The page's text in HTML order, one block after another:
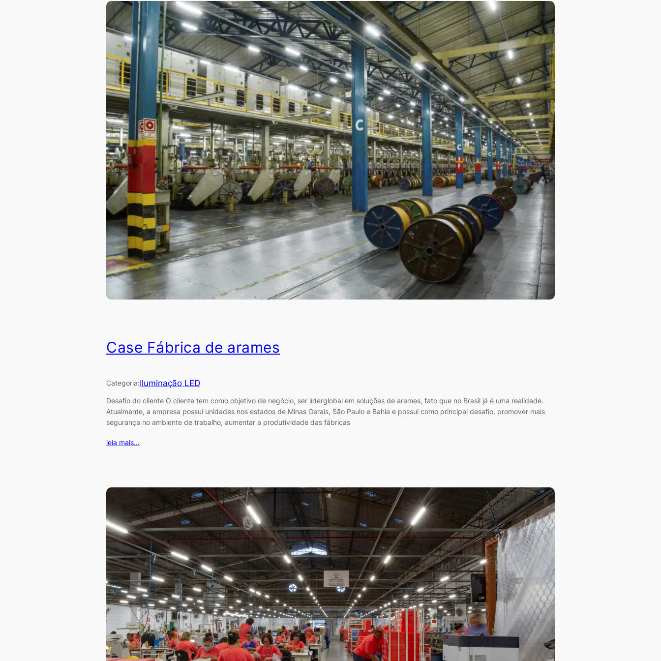
Case Fábrica de arames
Categoria:Iluminação LED
Desafio do cliente O cliente tem como objetivo de negócio, ser líderglobal em soluções de arames, fato que no Brasil já é uma realidade.
Atualmente, a empresa possui unidades nos estados de Minas Gerais, São Paulo e Bahia e possui como principal desafio, promover mais
segurança no ambiente de trabalho, aumentar a produtividade das fábricas
leia mais…